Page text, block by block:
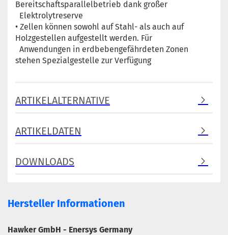
Bereitschaftsparallelbetrieb dank großer
Elektrolytreserve
• Zellen können sowohl auf Stahl- als auch auf
Holzgestellen aufgestellt werden. Für
Anwendungen in erdbebengefährdeten Zonen
stehen Spezialgestelle zur Verfügung
ARTIKELALTERNATIVE
ARTIKELDATEN
DOWNLOADS
Hersteller Informationen
Hawker GmbH - Enersys Germany